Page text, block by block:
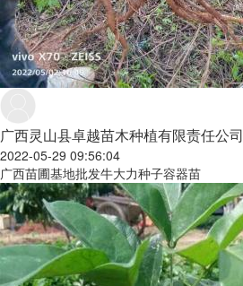
广西灵山县卓越苗木种植有限责任公司
2022-05-29 09:56:04
广西苗圃基地批发牛大力种子容器苗